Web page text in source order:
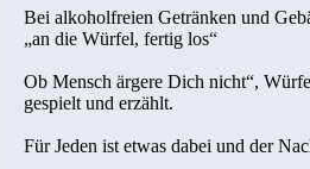
Bei alkoholfreien Getränken und
„an die Würfel, fertig los“
Ob Mensch ärgere Dich nicht“,
gespielt und erzählt.
Für Jeden ist etwas dabei und der